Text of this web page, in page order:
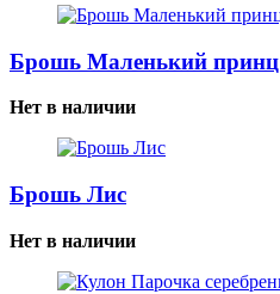
Брошь Маленький принц
Нет в наличии
Брошь Лис
Нет в наличии